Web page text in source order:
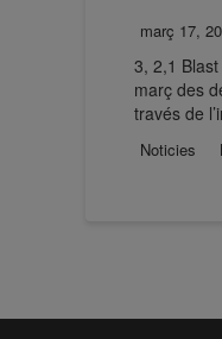
març 17,
3, 2,1
març des
través de
Noticies